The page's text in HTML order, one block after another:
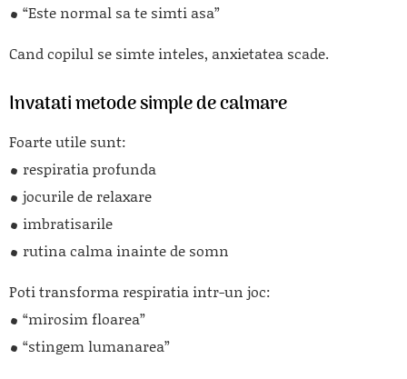
“Este normal sa te simti asa”
Cand copilul se simte inteles, anxietatea scade.
Invatati metode simple de calmare
Foarte utile sunt:
respiratia profunda
jocurile de relaxare
imbratisarile
rutina calma inainte de somn
Poti transforma respiratia intr-un joc:
“mirosim floarea”
“stingem lumanarea”